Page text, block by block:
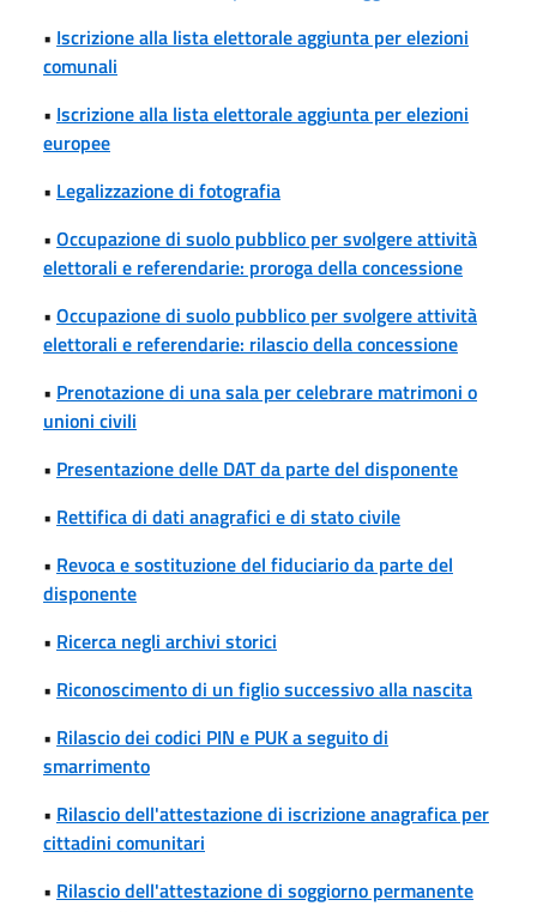
• Iscrizione alla lista elettorale aggiunta per elezioni
comunali
• Iscrizione alla lista elettorale aggiunta per elezioni
europee
• Legalizzazione di fotografia
• Occupazione di suolo pubblico per svolgere attività
elettorali e referendarie: proroga della concessione
• Occupazione di suolo pubblico per svolgere attività
elettorali e referendarie: rilascio della concessione
• Prenotazione di una sala per celebrare matrimoni o
unioni civili
• Presentazione delle DAT da parte del disponente
• Rettifica di dati anagrafici e di stato civile
• Revoca e sostituzione del fiduciario da parte del
disponente
• Ricerca negli archivi storici
• Riconoscimento di un figlio successivo alla nascita
• Rilascio dei codici PIN e PUK a seguito di
smarrimento
• Rilascio dell'attestazione di iscrizione anagrafica per
cittadini comunitari
• Rilascio dell'attestazione di soggiorno permanente